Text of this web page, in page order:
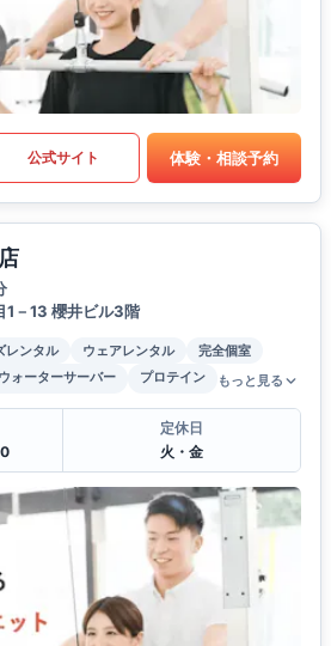
公式サイト 体験・相談予約
1－13 櫻井ビル3階
レンタル ウェアレンタル
完全個室
ウォーターサーバー プロテイン もっと見る
定休日
火・金